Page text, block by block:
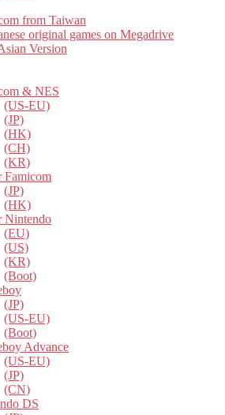
from Taiwan
original games on Megadrive
Version
& NES
(US-EU)
(JP)
(HK)
(CH)
(KR)
Famicom
(JP)
(HK)
Nintendo
(EU)
(US)
(KR)
(Boot)
(JP)
(US-EU)
(Boot)
Advance
(US-EU)
(JP)
(CN)
DS